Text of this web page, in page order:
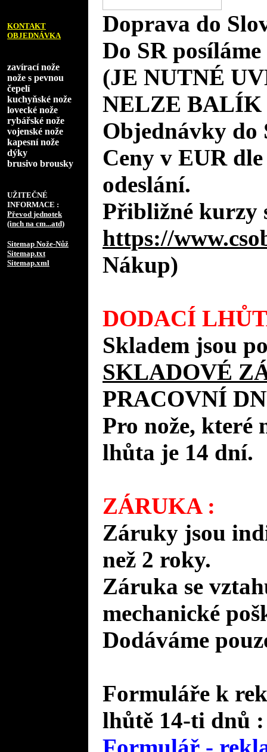
KONTAKT
OBJEDNÁVKA
zavírací nože
nože s pevnou
čepelí
kuchyňské nože
lovecké nože
rybářské nože
vojenské nože
kapesní nože
dýky
brusivo brousky
UŽITEČNÉ
INFORMACE :
Převod jednotek
(inch na cm...atd)
Sitemap Nože-Nůž
Sitemap.txt
Sitemap.xml
Doprava do
Do SR
(JE NUTNÉ
NELZE BALÍK
Objednávky do
Ceny v EUR
odeslání.
Přibližné kurzy
https://
Nákup)
DODACÍ
Skladem jsou
SKLADOVÉ
PRACOVNÍ
Pro nože, které
lhůta je 14 dní.
ZÁRUKA :
Záruky jsou
než 2 roky.
Záruka se
mechanické
Dodáváme
Formuláře k
lhůtě 14-ti dnů :